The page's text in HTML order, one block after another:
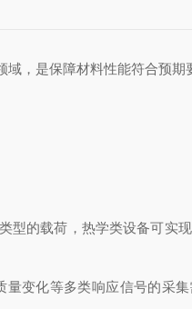
，是保障材料性能符合预期
的载荷，热学类设备可实
变化等多类响应信号的采